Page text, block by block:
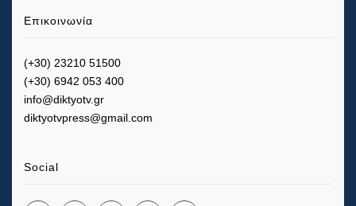
Επικοινωνία
(+30) 23210 51500
(+30) 6942 053 400
info@diktyotv.gr
diktyotvpress@gmail.com
Social